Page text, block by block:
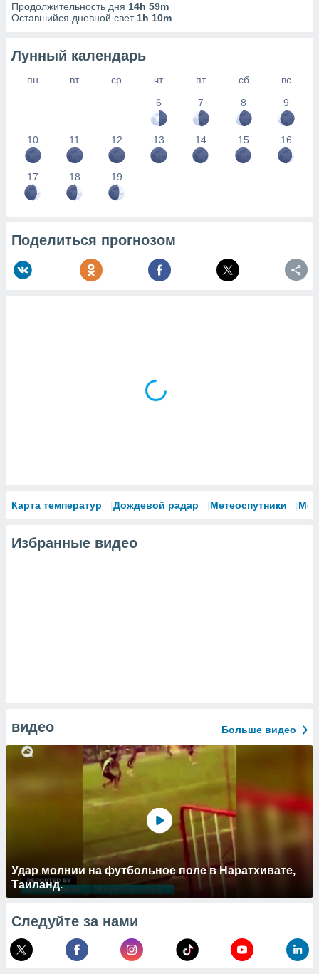
Продолжительность дня 14h 59m
Оставшийся дневной свет 1h 10m
Лунный календарь
пн вт ср чт пт сб
вс
6
7 8 9
10 11 12 13 14 15 16
17 18 19
Поделиться прогнозом
Карта температур Дождевой радар Метеоспутники
Избранные видео
видео Больше видео
Удар молнии на футбольное поле в Наратхивате,
Таиланд.
Следуйте за нами